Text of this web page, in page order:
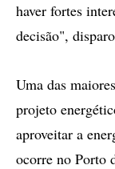
haver fortes
decisão",
Uma das
projeto
aproveitar a
ocorre no Porto